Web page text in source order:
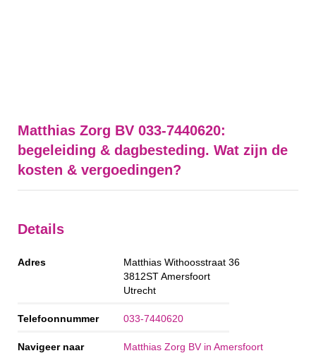
Matthias Zorg BV 033-7440620:
begeleiding & dagbesteding. Wat zijn de
kosten & vergoedingen?
Details
Adres
Matthias Withoosstraat 36
3812STAmersfoort
Utrecht
Telefoonnummer 033-7440620
Navigeer naar Matthias Zorg BV in Amersfoort